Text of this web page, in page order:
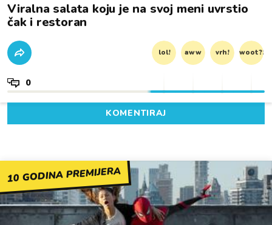
Viralna salata koju je na svoj meni uvrstio
čak i restoran
lol! aww vrh! woot?!
0
KOMENTIRAJ
10 GODINA PREMIJERA